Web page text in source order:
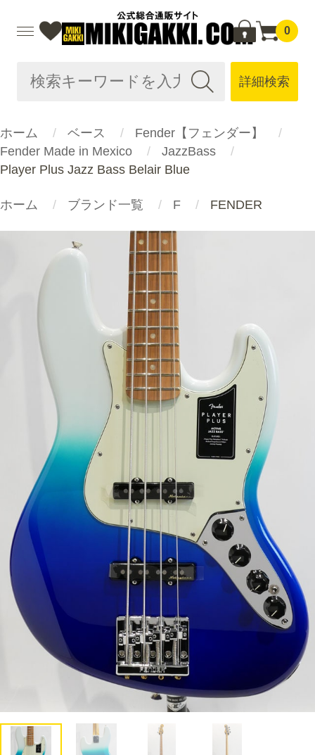
0
詳細検索
ホーム ベース
Fender【フェンダー】
Fender Made in Mexico
JazzBass
Player Plus Jazz Bass Belair Blue
ホーム ブランド一覧 F FENDER